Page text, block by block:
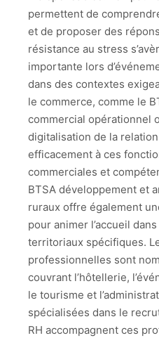
permettent de
et de proposer des
résistance au stress
importante lors
dans des contextes
le commerce, comme le
commercial opérationnel
digitalisation de la
efficacement à ces
commerciales et
BTSA développement et
ruraux offre également
pour animer l’accueil
territoriaux spécifiques.
professionnelles sont
couvrant l’hôtellerie,
le tourisme et
spécialisées dans le
RH accompagnent ces